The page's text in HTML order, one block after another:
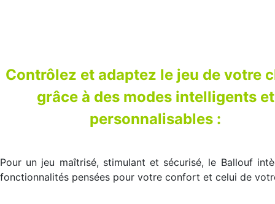
Contrôlez et adaptez le jeu de votre
grâce à des modes intelligents et
personnalisables :
Pour un jeu maîtrisé, stimulant et sécurisé, le Ballouf
fonctionnalités pensées pour votre confort et celui de